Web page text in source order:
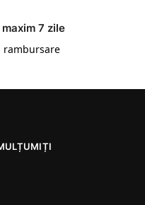
7 zile
rambursare